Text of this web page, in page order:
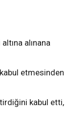
alınana
etmesinden
kabul etti,